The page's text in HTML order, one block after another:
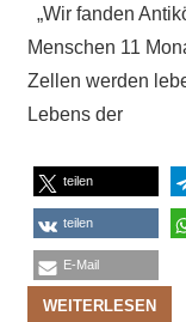
„Wir fanden
Menschen 11
Zellen werden
Lebens der
teilen
teilen
E-Mail
WEITERLESEN